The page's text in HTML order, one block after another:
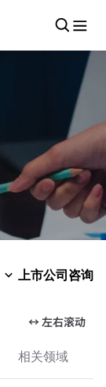
上市公司咨询
↔ 左右滚动
相关领域